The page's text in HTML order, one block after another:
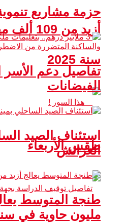
أزيد من
سنة 2025
طقس الأربعاء
حزمة مشاريع
تفاصيل دعم
الفيضانات
استئناف الصيد
العرائش
مليون حاوية في